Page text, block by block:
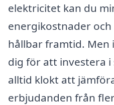
elektricitet kan du
energikostnader
hållbar framtid. Men
dig för att investera
alltid klokt att
erbjudanden från